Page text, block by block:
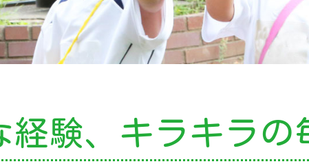
写真館（販売）
らせ
ニュース
特色
園の特色
験、 キラキラの